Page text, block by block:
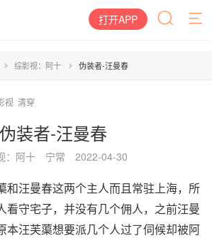
打开APP
综影视：阿十 伪装者-汪曼春
视 清穿
伪装者-汪曼春
：阿十 宁常 2022-04-30
和汪曼春这两个主人而且常驻上海，所
看守宅子，并没有几个佣人，之前汪曼
本汪芙蕖想要派几个人过了伺候却被阿